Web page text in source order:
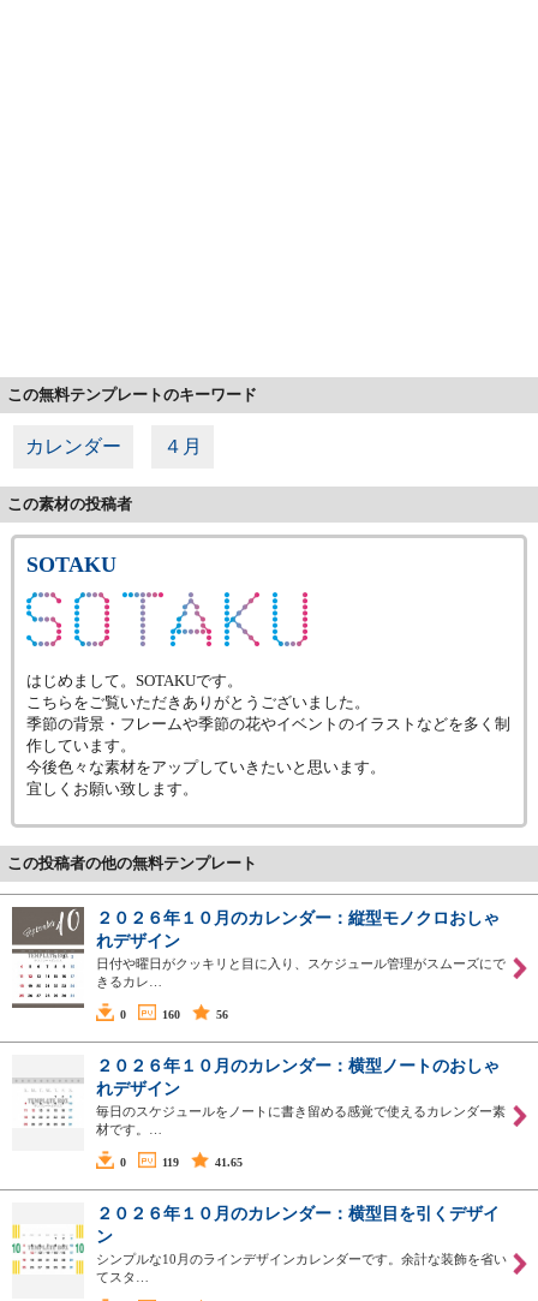
この無料テンプレートのキーワード
カレンダー ４月
この素材の投稿者
SOTAKU
はじめまして。SOTAKUです。
こちらをご覧いただきありがとうございました。
季節の背景・フレームや季節の花やイベントのイラストなどを多く制
作しています。
今後色々な素材をアップしていきたいと思います。
宜しくお願い致します。
この投稿者の他の無料テンプレート
２０２６年１０月のカレンダー：縦型モノクロおしゃ
れデザイン
日付や曜日がクッキリと目に入り、スケジュール管理がスムーズにで
きるカレ…
0 160 56
２０２６年１０月のカレンダー：横型ノートのおしゃ
れデザイン
毎日のスケジュールをノートに書き留める感覚で使えるカレンダー素
材です。…
0 119 41.65
２０２６年１０月のカレンダー：横型目を引くデザイ
ン
シンプルな10月のラインデザインカレンダーです。余計な装飾を省い
てスタ…